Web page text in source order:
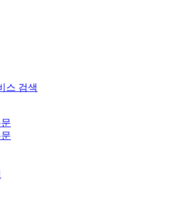
스 검색